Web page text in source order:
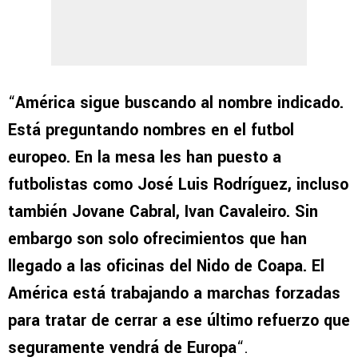
“América sigue buscando al nombre indicado.
Está preguntando nombres en el futbol
europeo. En la mesa les han puesto a
futbolistas como José Luis Rodríguez, incluso
también Jovane Cabral, Ivan Cavaleiro. Sin
embargo son solo ofrecimientos que han
llegado a las oficinas del Nido de Coapa. El
América está trabajando a marchas forzadas
para tratar de cerrar a ese último refuerzo que
seguramente vendrá de Europa“.